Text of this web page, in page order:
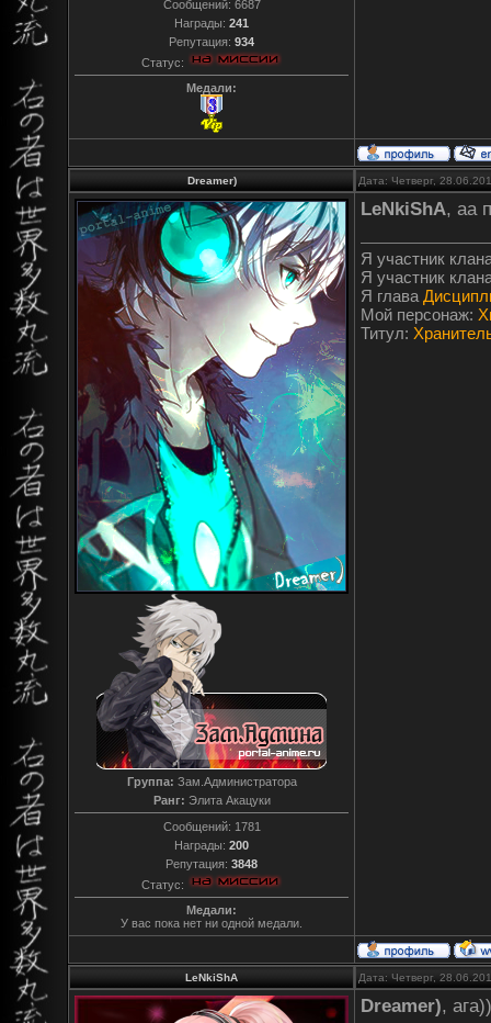
Сообщений: 6687
Награды: 241
Репутация: 934
Статус:
Медали:
Dreamer) Дата: Четверг,
Группа: Зам.Администратора
Ранг: Элита Акацуки
Сообщений: 1781
Награды: 200
Репутация: 3848
Статус:
Медали:
У вас пока нет ни одной медали.
LeNkiShA, аа
Я участник
Я участник
Я глава
Мой персонаж:
Титул:
LeNkiShA Дата: Четверг,
Dreamer),